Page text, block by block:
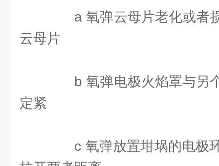
a 氧弹云母片老化或者
云母片
b 氧弹电极火焰罩与另
定紧
c 氧弹放置坩埚的电极